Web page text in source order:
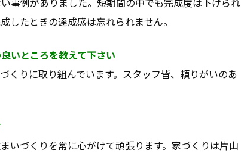
スタッフ紹介
したときの達成感は忘れられません。
いところを教えて下さい
くりに取り組んでいます。スタッフ皆、頼りがいのあ
いづくりを常に心がけて頑張ります。家づくりは片山